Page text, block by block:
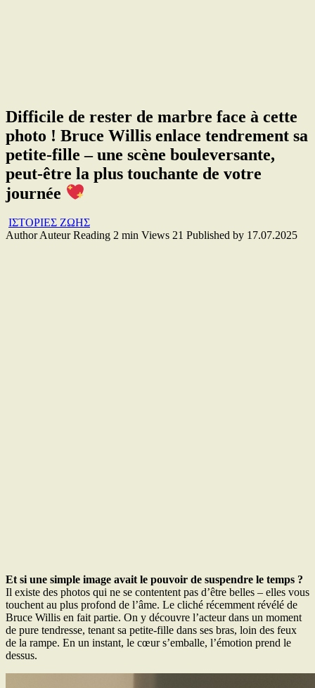
Difficile de rester de marbre face à cette
photo ! Bruce Willis enlace tendrement sa
petite-fille – une scène bouleversante,
peut-être la plus touchante de votre
journée
ΙΣΤΟΡΙΕΣ ΖΩΗΣ
AuthorAuteur Reading 2 min Views 21 Published by 17.07.2025
Et si une simple image avait le pouvoir de suspendre le temps ?
Il existe des photos qui ne se contentent pas d’être belles – elles vous
touchent au plus profond de l’âme. Le cliché récemment révélé de
Bruce Willis en fait partie. On y découvre l’acteur dans un moment
de pure tendresse, tenant sa petite-fille dans ses bras, loin des feux
de la rampe. En un instant, le cœur s’emballe, l’émotion prend le
dessus.